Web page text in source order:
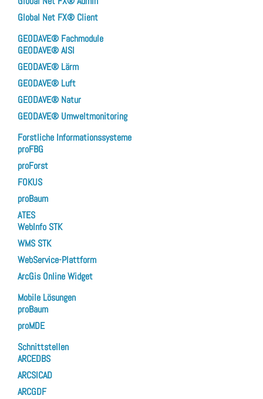
Global Net FX® Client
GEODAVE® Fachmodule
GEODAVE® AISI
GEODAVE® Lärm
GEODAVE® Luft
GEODAVE® Natur
GEODAVE® Umweltmonitoring
Forstliche Informationssysteme
proFBG
proForst
FOKUS
proBaum
ATES
WebInfo STK
WMS STK
WebService-Plattform
ArcGis Online Widget
Mobile Lösungen
proBaum
proMDE
Schnittstellen
ARCEDBS
ARCSICAD
ARCGDF